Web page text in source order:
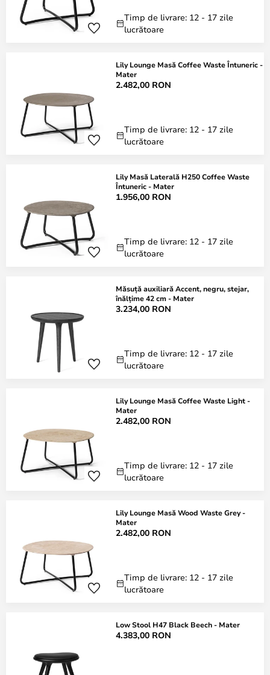
Timp de livrare: 12 - 17 zile
lucrătoare
Lily Lounge Masă Coffee Waste Întuneric -
Mater
2.482,00 RON
Timp de livrare: 12 - 17 zile
lucrătoare
Lily Masă Laterală H250 Coffee Waste
Întuneric - Mater
1.956,00 RON
Timp de livrare: 12 - 17 zile
lucrătoare
Măsuță auxiliară Accent, negru, stejar,
înălțime 42 cm - Mater
3.234,00 RON
Timp de livrare: 12 - 17 zile
lucrătoare
Lily Lounge Masă Coffee Waste Light -
Mater
2.482,00 RON
Timp de livrare: 12 - 17 zile
lucrătoare
Lily Lounge Masă Wood Waste Grey -
Mater
2.482,00 RON
Timp de livrare: 12 - 17 zile
lucrătoare
Low Stool H47 Black Beech - Mater
4.383,00 RON